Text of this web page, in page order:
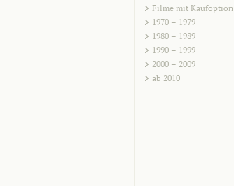
Filme mit Kaufoption
1970 – 1979
1980 – 1989
1990 – 1999
2000 – 2009
ab 2010